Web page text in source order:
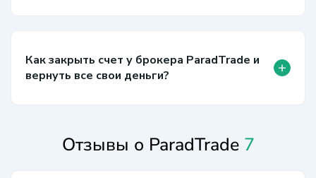
Как закрыть счет у брокера ParadTrade и
вернуть все свои деньги?
+
Отзывы о ParadTrade 7